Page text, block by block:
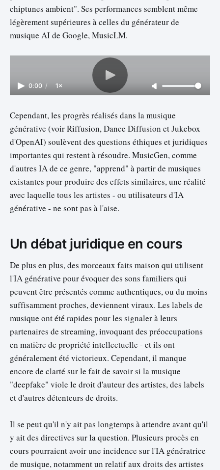
chiptunes ambient". Ses performances semblent même
légèrement supérieures à celles du générateur de
musique AI de Google, MusicLM.
0:00 / 1×
Cependant, les progrès réalisés dans la musique
générative (voir Riffusion, Dance Diffusion et Jukebox
d'OpenAI) soulèvent des questions éthiques et juridiques
importantes qui restent à résoudre. MusicGen, comme
d'autres IA de ce genre, "apprend" à partir de musiques
existantes pour produire des effets similaires, une réalité
avec laquelle tous les artistes - ou utilisateurs d'IA
générative - ne sont pas à l'aise.
Un débat juridique en cours
De plus en plus, des morceaux faits maison qui utilisent
l'IA générative pour évoquer des sons familiers qui
peuvent être présentés comme authentiques, ou du moins
suffisamment proches, deviennent viraux. Les labels de
musique ont été rapides pour les signaler à leurs
partenaires de streaming, invoquant des préoccupations
en matière de propriété intellectuelle - et ils ont
généralement été victorieux. Cependant, il manque
encore de clarté sur le fait de savoir si la musique
"deepfake" viole le droit d'auteur des artistes, des labels
et d'autres détenteurs de droits.
Il se peut qu'il n'y ait pas longtemps à attendre avant qu'il
y ait des directives sur la question. Plusieurs procès en
cours pourraient avoir une incidence sur l'IA génératrice
de musique, notamment un relatif aux droits des artistes